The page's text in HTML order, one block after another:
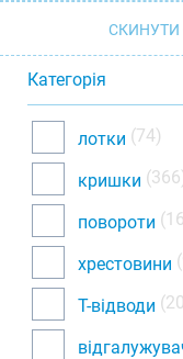
СКИНУТИ
Категорія
лотки (74)
кришки
повороти
хрестовини
Т-відводи